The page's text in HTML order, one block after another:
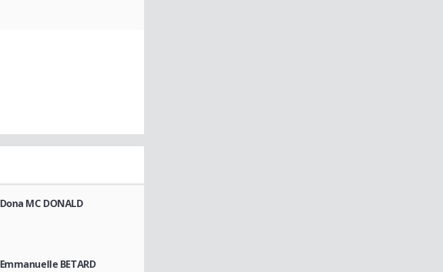
Dona MC DONALD
Emmanuelle BETARD